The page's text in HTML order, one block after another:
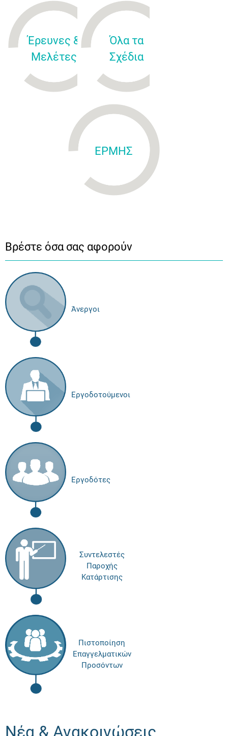
Έρευνες &
Μελέτες
Όλα τα
Σχέδια
ΕΡΜΗΣ
Βρέστε όσα σας αφορούν
Άνεργοι
Εργοδοτούμενοι
Εργοδότες
Συντελεστές
Παροχής
Κατάρτισης
Πιστοποίηση
Επαγγελματικών
Προσόντων
Νέα & Ανακοινώσεις